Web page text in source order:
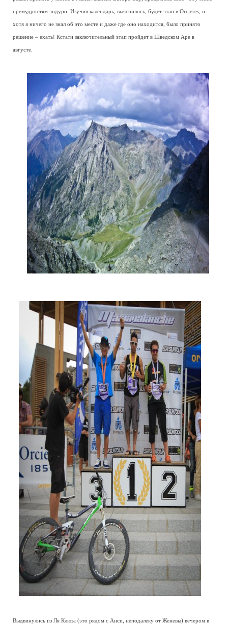
премудростям эндуро. Изучив календарь, выяснилось, будет этап в Orcieres, и
хотя я ничего не знал об это месте и даже где оно находится, было принято
решение – ехать! Кстати заключительный этап пройдет в Шведском Аре в
августе.
Выдвинулись из Ля Клюза (это рядом с Анси, неподалеку от Женевы) вечером в